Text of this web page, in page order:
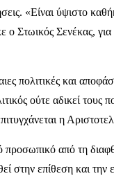
«Είναι ύψιστο
Στωικός Σενέκας,
πολιτικές και
ούτε αδικεί τους
η
προσωπικό από τη
στην επίθεση και